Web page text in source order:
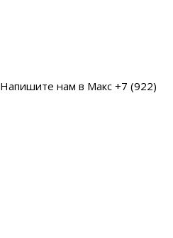
Напишите нам в Макс +7 (922)